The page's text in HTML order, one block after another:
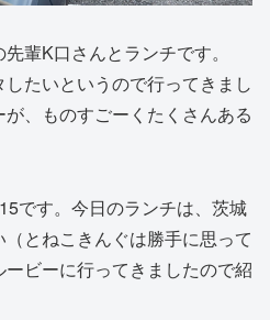
輩K口さんとランチです。
たいというので行ってきまし
、ものすごーくたくさんある
です。今日のランチは、茨城
とねこきんぐは勝手に思って
ビーに行ってきましたので紹